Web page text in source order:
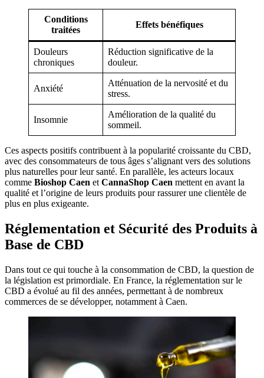
Conditions
traitées
Effets bénéfiques
Douleurs
chroniques
Réduction significative de la
douleur.
Anxiété
Atténuation de la nervosité et du
stress.
Insomnie
Amélioration de la qualité du
sommeil.
Ces aspects positifs contribuent à la popularité croissante du CBD,
avec des consommateurs de tous âges s’alignant vers des solutions
plus naturelles pour leur santé. En parallèle, les acteurs locaux
comme Bioshop Caen et CannaShop Caen mettent en avant la
qualité et l’origine de leurs produits pour rassurer une clientèle de
plus en plus exigeante.
Réglementation et Sécurité des Produits à
Base de CBD
Dans tout ce qui touche à la consommation de CBD, la question de
la législation est primordiale. En France, la réglementation sur le
CBD a évolué au fil des années, permettant à de nombreux
commerces de se développer, notamment à Caen.